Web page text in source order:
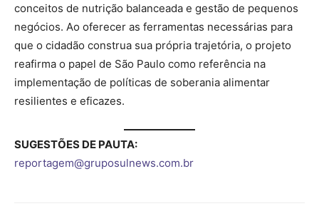
conceitos de nutrição balanceada e gestão de pequenos
negócios. Ao oferecer as ferramentas necessárias para
que o cidadão construa sua própria trajetória, o projeto
reafirma o papel de São Paulo como referência na
implementação de políticas de soberania alimentar
resilientes e eficazes.
SUGESTÕES DE PAUTA:
reportagem@gruposulnews.com.br